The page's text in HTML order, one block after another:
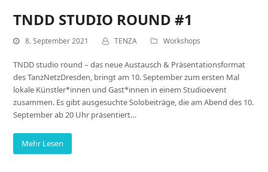
TNDD STUDIO ROUND #1
8. September 2021 TENZA Workshops
TNDD studio round – das neue Austausch & Präsentationsformat
des TanzNetzDresden, bringt am 10. September zum ersten Mal
lokale Künstler*innen und Gast*innen in einem Studioevent
zusammen. Es gibt ausgesuchte Solobeiträge, die am Abend des 10.
September ab 20 Uhr präsentiert…
Mehr Lesen